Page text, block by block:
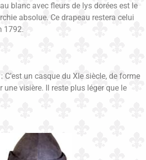
blanc avec fleurs de lys dorées est le
absolue. Ce drapeau restera celui
1792.
: C’est un casque du XIe siècle, de forme
une visière. Il reste plus léger que le